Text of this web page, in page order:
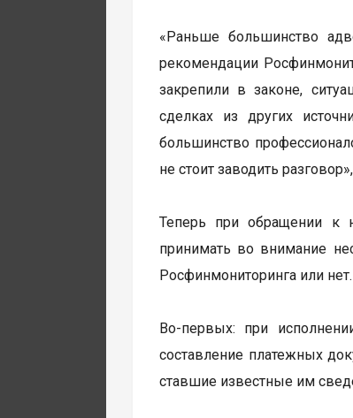
«Раньше большинство
рекомендации
закрепили в законе,
сделках из других
большинство
не стоит заводить
Теперь при обращении к
принимать во внимание
Росфинмониторинга или нет.
Во-первых: при
составление платежных
ставшие известные им